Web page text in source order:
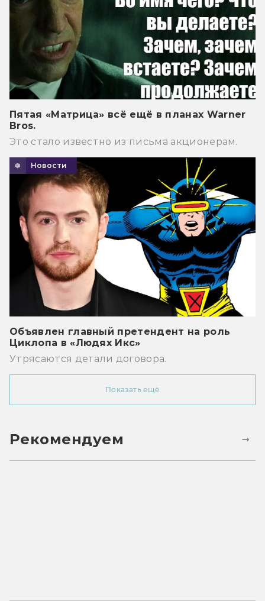
Пятая «Матрица» всё ещё в планах Warner
Bros.
Это стало известно из письма акционерам.
Новости
Объявлен главный претендент на роль
Циклопа в «Людях Икс»
Утрясаются детали договора.
Показать ещё
Рекомендуем